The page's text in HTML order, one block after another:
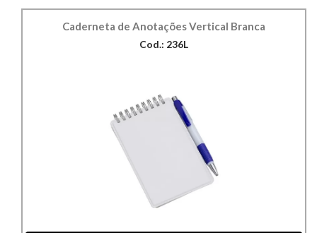
Caderneta de Anotações Vertical Branca
Cod.: 236L